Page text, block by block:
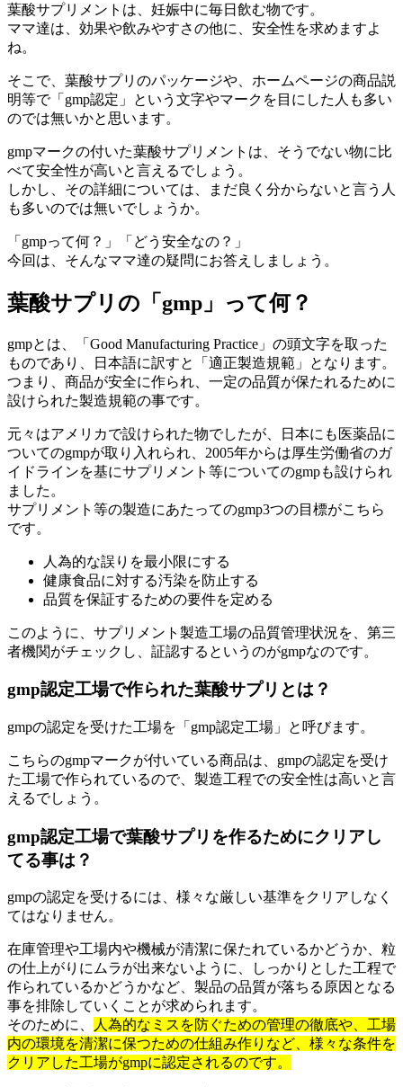
葉酸サプリメントは、妊娠中に毎日飲む物です。
ママ達は、効果や飲みやすさの他に、安全性を求めますよ
ね。
そこで、葉酸サプリのパッケージや、ホームページの商品説
明等で「gmp認定」という文字やマークを目にした人も多い
のでは無いかと思います。
gmpマークの付いた葉酸サプリメントは、そうでない物に比
べて安全性が高いと言えるでしょう。
しかし、その詳細については、まだ良く分からないと言う人
も多いのでは無いでしょうか。
「gmpって何？」「どう安全なの？」
今回は、そんなママ達の疑問にお答えしましょう。
葉酸サプリの「gmp」って何？
gmpとは、「Good Manufacturing Practice」の頭文字を取った
ものであり、日本語に訳すと「適正製造規範」となります。
つまり、商品が安全に作られ、一定の品質が保たれるために
設けられた製造規範の事です。
元々はアメリカで設けられた物でしたが、日本にも医薬品に
ついてのgmpが取り入れられ、2005年からは厚生労働省のガ
イドラインを基にサプリメント等についてのgmpも設けられ
ました。
サプリメント等の製造にあたってのgmp3つの目標がこちら
です。
人為的な誤りを最小限にする
健康食品に対する汚染を防止する
品質を保証するための要件を定める
このように、サプリメント製造工場の品質管理状況を、第三
者機関がチェックし、証認するというのがgmpなのです。
gmp認定工場で作られた葉酸サプリとは？
gmpの認定を受けた工場を「gmp認定工場」と呼びます。
こちらのgmpマークが付いている商品は、gmpの認定を受け
た工場で作られているので、製造工程での安全性は高いと言
えるでしょう。
gmp認定工場で葉酸サプリを作るためにクリアし
てる事は？
gmpの認定を受けるには、様々な厳しい基準をクリアしなく
てはなりません。
在庫管理や工場内や機械が清潔に保たれているかどうか、粒
の仕上がりにムラが出来ないように、しっかりとした工程で
作られているかどうかなど、製品の品質が落ちる原因となる
事を排除していくことが求められます。
そのために、
人為的なミスを防ぐための管理の徹底や、工場
内の環境を清潔に保つための仕組み作りなど、様々な条件を
クリアした工場がgmpに認定されるのです。